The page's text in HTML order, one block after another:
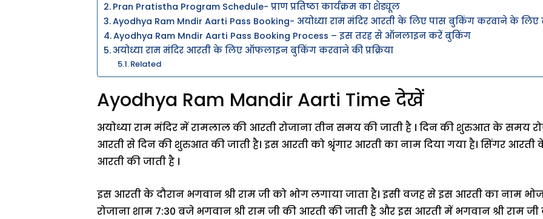
Pran Pratistha Program Schedule- प्राण प्रतिष्ठा कार्यक्रम का शेड्यूल
Ayodhya Ram Mndir Aarti Pass Booking- अयोध्या राम मंदिर आरती के लिए पास बुकिंग करवाने के लिए
Ayodhya Ram Mndir Aarti Pass Booking Process – इस तरह से ऑनलाइन करें बुकिंग
अयोध्या राम मंदिर आरती के लिए ऑफलाइन बुकिंग करवाने की प्रक्रिया
Related
Ayodhya Ram Mandir Aarti Time देखें
अयोध्या राम मंदिर में रामलाल की आरती रोजाना तीन समय की जाती है । दिन की शुरुआत के समय
आरती से दिन की शुरुआत की जाती है। इस आरती को श्रृंगार आरती का नाम दिया गया है। सिंगर आरती
आरती की जाती है ।
इस आरती के दौरान भगवान श्री राम जी को भोग लगाया जाता है। इसी वजह से इस आरती का नाम
रोजाना शाम 7:30 बजे भगवान श्री राम जी की आरती की जाती है और इस आरती में भगवान श्री राम